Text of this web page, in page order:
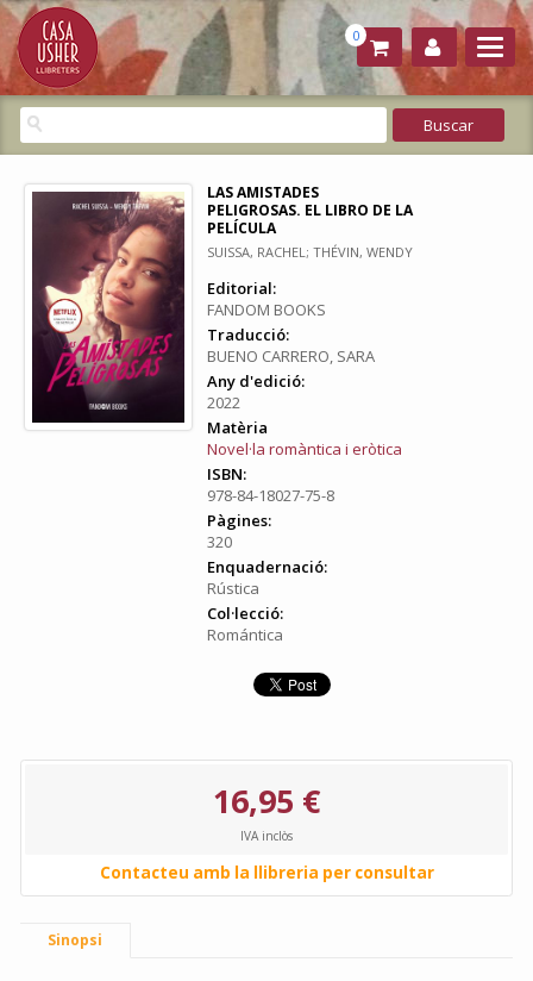
0
LAS AMISTADES
PELIGROSAS. EL LIBRO DE LA
PELÍCULA
SUISSA, RACHEL; THÉVIN, WENDY
Editorial:
FANDOM BOOKS
Traducció:
BUENO CARRERO, SARA
Any d'edició:
2022
Matèria
Novel·la romàntica i eròtica
ISBN:
978-84-18027-75-8
Pàgines:
320
Enquadernació:
Rústica
Col·lecció:
Romántica
16,95 €
IVA inclòs
Contacteu amb la llibreria per consultar
Sinopsi